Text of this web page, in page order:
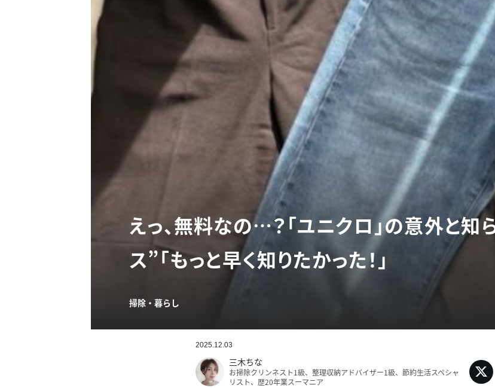
えっ、無料なの…？「ユニクロ」の意外と
ス”「もっと早く知りたかった！」
掃除・暮らし
2025.12.03
三木ちな
お掃除クリンネスト1級、整理収納アドバイザー1級、節約生活スペシャ
リスト、歴20年業スーマニア